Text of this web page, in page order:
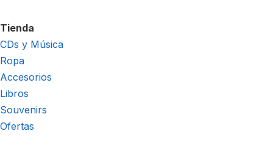
Tienda
CDs y Música
Ropa
Accesorios
Libros
Souvenirs
Ofertas